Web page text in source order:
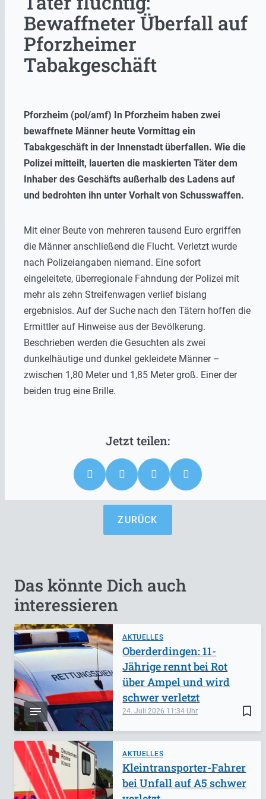
Bewaffneter Überfall auf
Pforzheimer
Tabakgeschäft
Pforzheim (pol/amf) In Pforzheim haben zwei
bewaffnete Männer heute Vormittag ein
Tabakgeschäft in der Innenstadt überfallen. Wie die
Polizei mitteilt, lauerten die maskierten Täter dem
Inhaber des Geschäfts außerhalb des Ladens auf
und bedrohten ihn unter Vorhalt von Schusswaffen.
Mit einer Beute von mehreren tausend Euro ergriffen
die Männer anschließend die Flucht. Verletzt wurde
nach Polizeiangaben niemand. Eine sofort
eingeleitete, überregionale Fahndung der Polizei mit
mehr als zehn Streifenwagen verlief bislang
ergebnislos. Auf der Suche nach den Tätern hoffen die
Ermittler auf Hinweise aus der Bevölkerung.
Beschrieben werden die Gesuchten als zwei
dunkelhäutige und dunkel gekleidete Männer –
zwischen 1,80 Meter und 1,85 Meter groß. Einer der
beiden trug eine Brille.
ZURÜCK
Das könnte Dich auch
interessieren
AKTUELLES
bookmark_border
24. Juli 2026 11:34
Oberderdingen: 11-
Jährige rennt bei Rot
über Ampel und wird
schwer verletzt
AKTUELLES
Kleintransporter-Fahrer
bei Unfall auf A5 schwer